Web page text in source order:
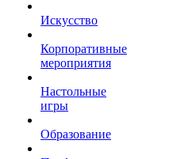
Искусство
Корпоративные
мероприятия
Настольные
игры
Образование